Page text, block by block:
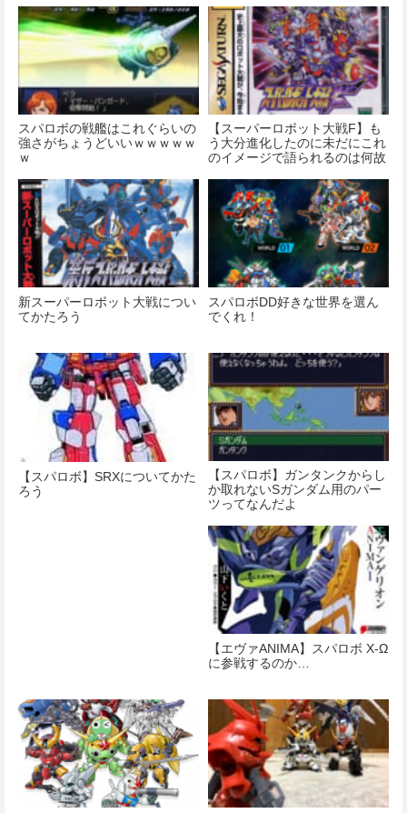
スパロボの戦艦はこれぐらいの
強さがちょうどいいｗｗｗｗｗ
ｗ
【スーパーロボット大戦F】も
う大分進化したのに未だにこれ
のイメージで語られるのは何故
新スーパーロボット大戦につい
てかたろう
スパロボDD好きな世界を選ん
でくれ！
【スパロボ】SRXについてかた
ろう
【スパロボ】ガンタンクからし
か取れないSガンダム用のパー
ツってなんだよ
【エヴァANIMA】スパロボ X-Ω
に参戦するのか…